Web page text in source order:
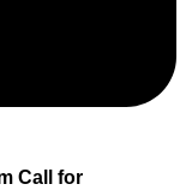
Call for